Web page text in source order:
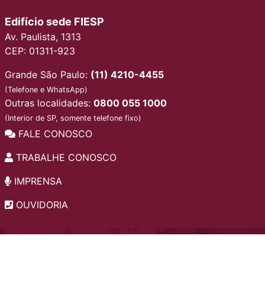
Edifício sede FIESP
Av. Paulista, 1313
CEP: 01311-923
Grande São Paulo: (11) 4210-4455
(Telefone e WhatsApp)
Outras localidades: 0800 055 1000
(Interior de SP, somente telefone fixo)
FALE CONOSCO
TRABALHE CONOSCO
IMPRENSA
OUVIDORIA